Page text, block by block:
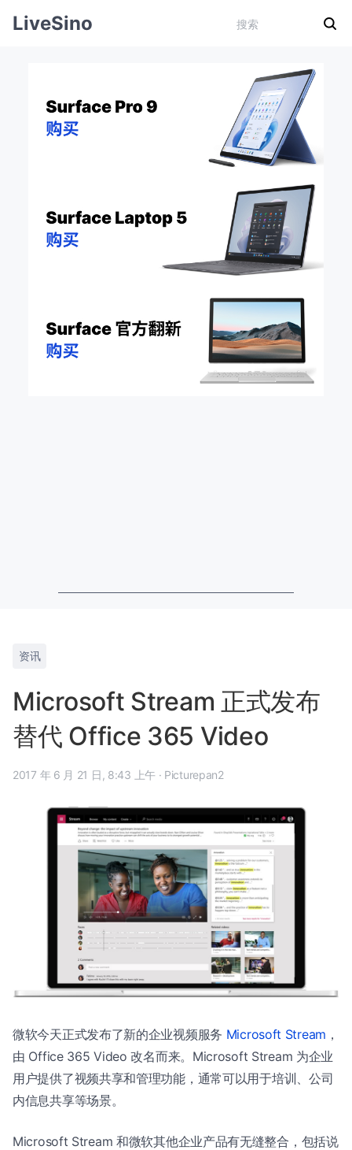
LiveSino
资讯
Microsoft Stream 正式发布
替代 Office 365 Video
2017 年 6 月 21 日, 8:43 上午 · Picturepan2
微软今天正式发布了新的企业视频服务 Microsoft Stream ，
由 Office 365 Video 改名而来。Microsoft Stream 为企业
用户提供了视频共享和管理功能，通常可以用于培训、公司
内信息共享等场景。
Microsoft Stream 和微软其他企业产品有无缝整合，包括说